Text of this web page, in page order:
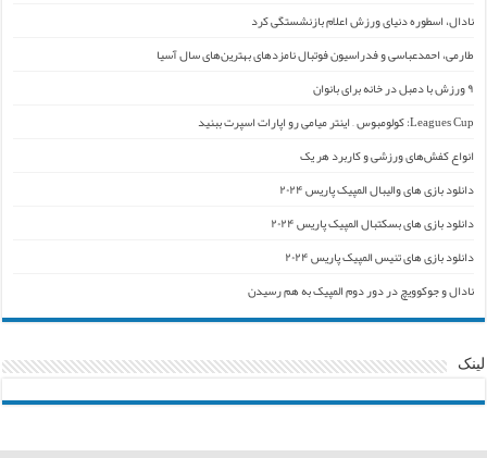
نادال، اسطوره دنیای ورزش اعلام بازنشستگی کرد
طارمی، احمدعباسی و فدراسیون فوتبال نامزدهای بهترین‌های سال آسیا
۹ ورزش با دمبل در خانه برای بانوان
Leagues Cup: کولومبوس – اینتر میامی رو اپارات اسپرت ببنید
انواع کفش‌های ورزشی و کاربرد هر یک
دانلود بازی های والیبال المپیک پاریس ۲۰۲۴
دانلود بازی های بسکتبال المپیک پاریس ۲۰۲۴
دانلود بازی های تنیس المپیک پاریس ۲۰۲۴
نادال و جوکوویچ در دور دوم المپیک به هم رسیدن
لینک